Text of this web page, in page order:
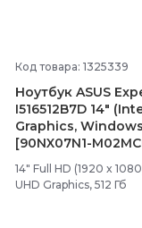
Код товара: 1325339
Ноутбук ASUS
I516512B7D 14"
Graphics,
[90NX07N1-
14" Full HD (1920 x
UHD Graphics, 512 Гб